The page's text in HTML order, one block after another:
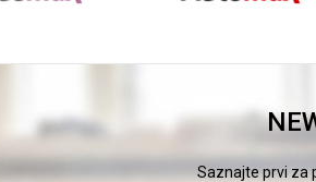
Saznajte prvi za